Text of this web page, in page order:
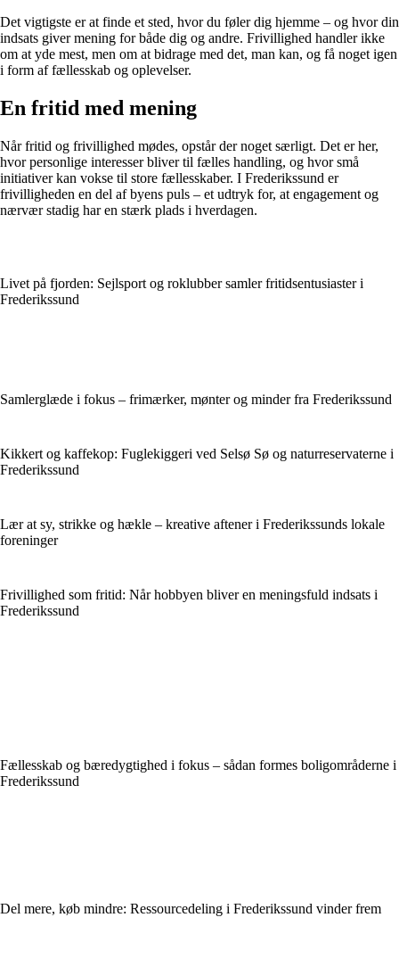
Det vigtigste er at finde et sted, hvor du føler dig hjemme – og hvor din
indsats giver mening for både dig og andre. Frivillighed handler ikke
om at yde mest, men om at bidrage med det, man kan, og få noget igen
i form af fællesskab og oplevelser.
En fritid med mening
Når fritid og frivillighed mødes, opstår der noget særligt. Det er her,
hvor personlige interesser bliver til fælles handling, og hvor små
initiativer kan vokse til store fællesskaber. I Frederikssund er
frivilligheden en del af byens puls – et udtryk for, at engagement og
nærvær stadig har en stærk plads i hverdagen.
Livet på fjorden: Sejlsport og roklubber samler fritidsentusiaster i
Frederikssund
Samlerglæde i fokus – frimærker, mønter og minder fra Frederikssund
Kikkert og kaffekop: Fuglekiggeri ved Selsø Sø og naturreservaterne i
Frederikssund
Lær at sy, strikke og hækle – kreative aftener i Frederikssunds lokale
foreninger
Frivillighed som fritid: Når hobbyen bliver en meningsfuld indsats i
Frederikssund
Fællesskab og bæredygtighed i fokus – sådan formes boligområderne i
Frederikssund
Del mere, køb mindre: Ressourcedeling i Frederikssund vinder frem